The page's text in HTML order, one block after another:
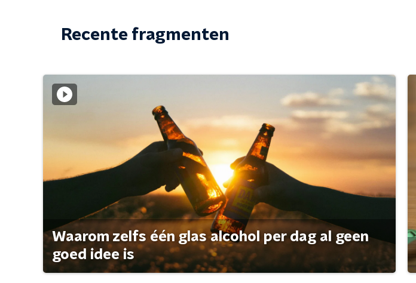
Recente fragmenten
Waarom zelfs één glas alcohol per dag al geen
goed idee is